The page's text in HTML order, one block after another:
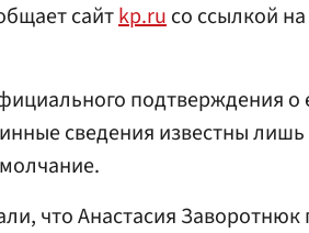
сайтkp.ruсо ссылкой
подтверждения о
сведения известны
что Анастасия Заворотнюк